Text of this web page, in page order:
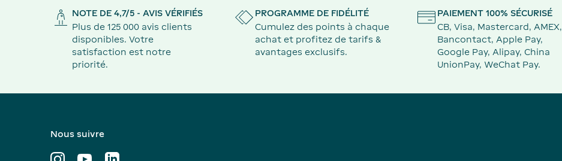
NOTE DE 4,7/5 - AVIS VÉRIFIÉS
Plus de 125 000 avis clients
disponibles. Votre
satisfaction est notre
priorité.
PROGRAMME DE FIDÉLITÉ
Cumulez des points à chaque
achat et profitez de tarifs &
avantages exclusifs.
PAIEMENT 100% SÉCURISÉ
CB, Visa, Mastercard, AMEX,
Bancontact, Apple Pay,
Google Pay, Alipay, China
UnionPay, WeChat Pay.
Nous suivre